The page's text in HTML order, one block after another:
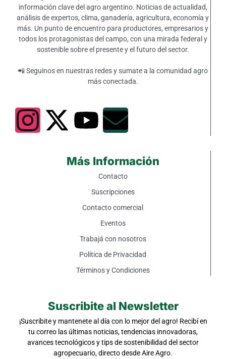
información clave del agro argentino. Noticias de actualidad,
análisis de expertos, clima, ganadería, agricultura, economía y
más. Un punto de encuentro para productores, empresarios y
todos los protagonistas del campo, con una mirada federal y
sostenible sobre el presente y el futuro del sector.
📲 Seguinos en nuestras redes y sumate a la comunidad agro
más conectada.
Más Información
Contacto
Suscripciones
Contacto comercial
Eventos
Trabajá con nosotros
Política de Privacidad
Términos y Condiciones
Suscribite al Newsletter
¡Suscribite y mantenete al día con lo mejor del agro! Recibí en
tu correo las últimas noticias, tendencias innovadoras,
avances tecnológicos y tips de sostenibilidad del sector
agropecuario, directo desde Aire Agro.